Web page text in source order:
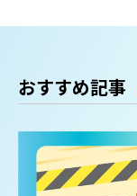
おすすめ記事